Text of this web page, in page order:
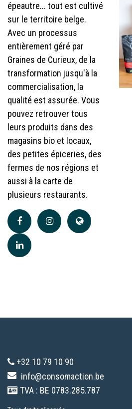
épeautre... tout est cultivé
sur le territoire belge.
Avec un processus
entièrement géré par
Graines de Curieux, de la
transformation jusqu'à la
commercialisation, la
qualité est assurée. Vous
pouvez retrouver tous
leurs produits dans des
magasins bio et locaux,
des petites épiceries, des
fermes de nos régions et
aussi à la carte de
plusieurs restaurants.
+32 10 79 10 90
info@consomaction.be
TVA : BE 0783.285.787